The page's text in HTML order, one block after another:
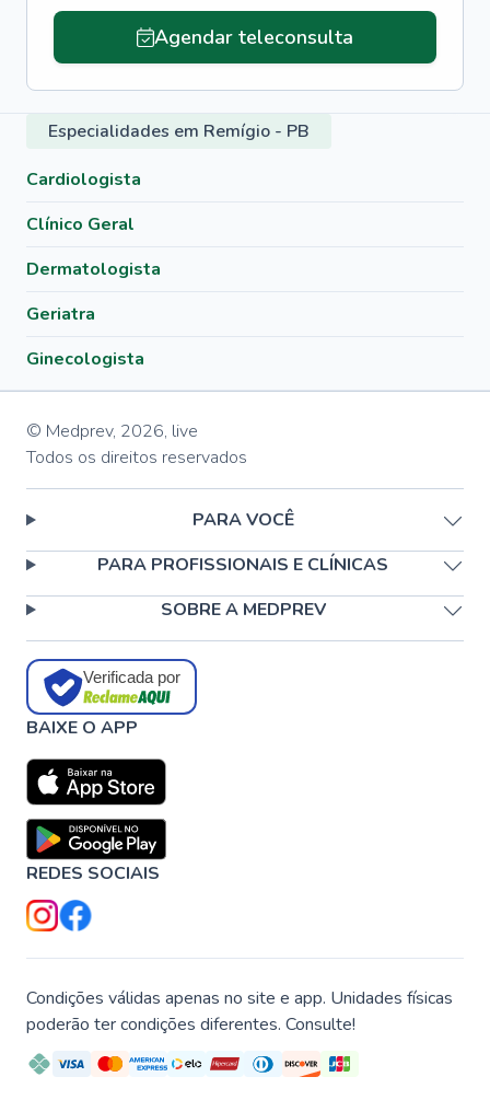
Agendar teleconsulta
Especialidades em Remígio - PB
Cardiologista
Clínico Geral
Dermatologista
Geriatra
Ginecologista
© Medprev, 2026, live
Todos os direitos reservados
PARA VOCÊ
PARA PROFISSIONAIS E CLÍNICAS
SOBRE A MEDPREV
Verificada por
BAIXE O APP
REDES SOCIAIS
Condições válidas apenas no site e app. Unidades físicas
poderão ter condições diferentes. Consulte!